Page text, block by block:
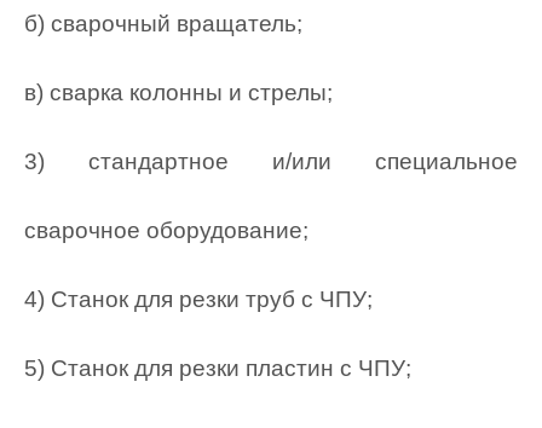
б) сварочный вращатель;
в) сварка колонны и стрелы;
3) стандартное и/или специальное
сварочное оборудование;
4) Станок для резки труб с ЧПУ;
5) Станок для резки пластин с ЧПУ;